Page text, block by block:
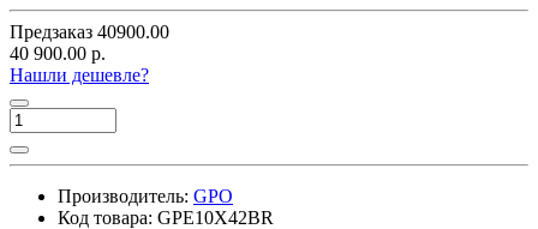
Предзаказ 40900.00
40 900.00 р.
Нашли дешевле?
Производитель: GPO
Код товара: GPE10X42BR